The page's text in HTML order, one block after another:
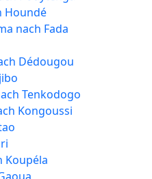
Houndé
nach Fada
Dédougou
Tenkodogo
Kongoussi
Koupéla